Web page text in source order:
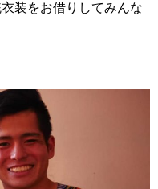
装をお借りしてみんな